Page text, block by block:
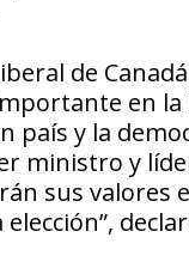
de
en la
país y la
ministro y
sus valores